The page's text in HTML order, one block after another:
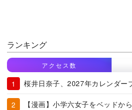
ランキング
アクセス数
桜井日奈子、2027年カレンダー
【漫画】小学六女子をベッドか